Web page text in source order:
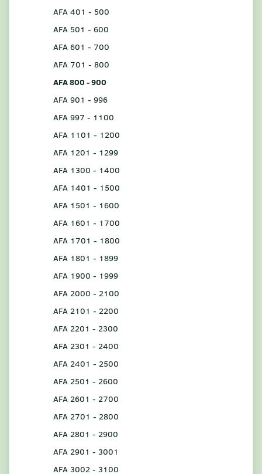
AFA 401 - 500
AFA 501 - 600
AFA 601 - 700
AFA 701 - 800
AFA 800 - 900
AFA 901 - 996
AFA 997 - 1100
AFA 1101 - 1200
AFA 1201 - 1299
AFA 1300 - 1400
AFA 1401 - 1500
AFA 1501 - 1600
AFA 1601 - 1700
AFA 1701 - 1800
AFA 1801 - 1899
AFA 1900 - 1999
AFA 2000 - 2100
AFA 2101 - 2200
AFA 2201 - 2300
AFA 2301 - 2400
AFA 2401 - 2500
AFA 2501 - 2600
AFA 2601 - 2700
AFA 2701 - 2800
AFA 2801 - 2900
AFA 2901 - 3001
AFA 3002 - 3100